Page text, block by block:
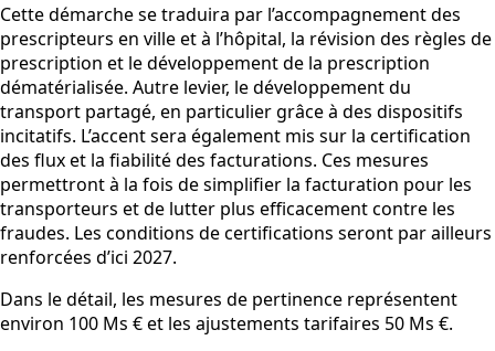
Cette démarche se traduira par l’accompagnement des
prescripteurs en ville et à l’hôpital, la révision des règles de
prescription et le développement de la prescription
dématérialisée. Autre levier, le développement du
transport partagé, en particulier grâce à des dispositifs
incitatifs. L’accent sera également mis sur la certification
des flux et la fiabilité des facturations. Ces mesures
permettront à la fois de simplifier la facturation pour les
transporteurs et de lutter plus efficacement contre les
fraudes. Les conditions de certifications seront par ailleurs
renforcées d’ici 2027.
Dans le détail, les mesures de pertinence représentent
environ 100 Ms € et les ajustements tarifaires 50 Ms €.